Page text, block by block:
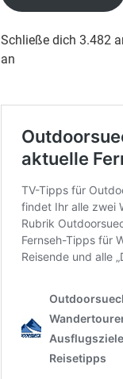
Schließe dich 3.482
an